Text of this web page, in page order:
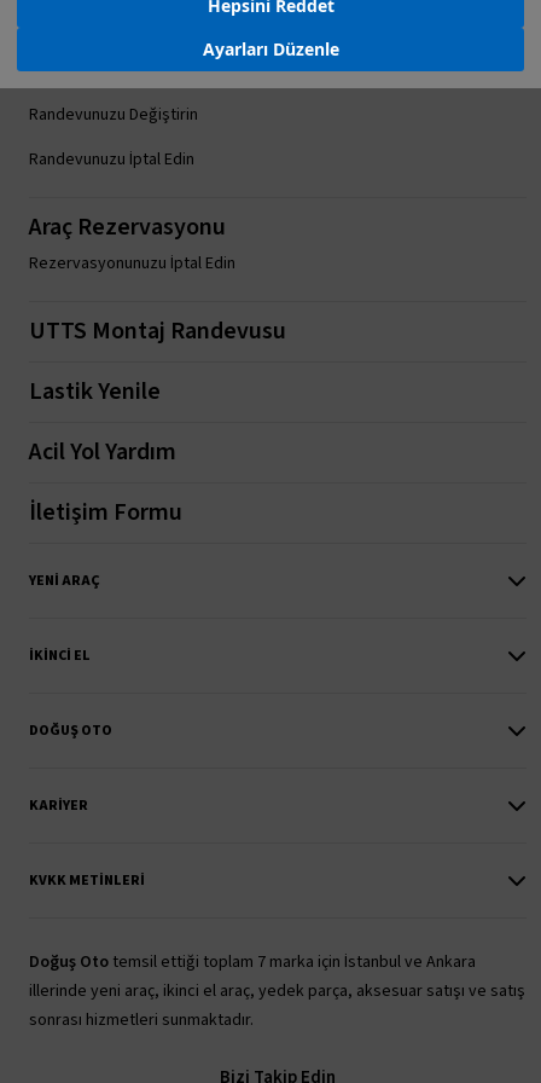
Ayarları Düzenle
Hepsini Reddet
Servis Randevusu Oluşturun
Randevunuzu Değiştirin
Randevunuzu İptal Edin
Araç Rezervasyonu
Rezervasyonunuzu İptal Edin
UTTS Montaj Randevusu
Lastik Yenile
Acil Yol Yardım
İletişim Formu
YENI ARAÇ
İKINCI EL
DOĞUŞ OTO
KARIYER
KVKK METINLERI
Doğuş Oto temsil ettiği toplam 7 marka için İstanbul ve Ankara
illerinde yeni araç, ikinci el araç, yedek parça, aksesuar satışı ve satış
sonrası hizmetleri sunmaktadır.
Bizi Takip Edin